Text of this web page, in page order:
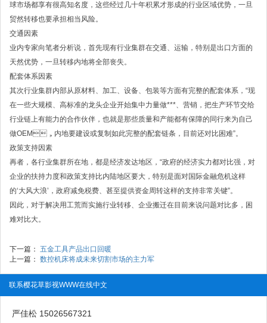
球市场都享有很高知名度，这些经过几十年积累才形成的行业区域优势，一旦
贸然转移也要承担相当风险。
交通因素
业内专家向笔者分析说，首先现有行业集群在交通、运输，特别是出口方面的
天然优势，一旦转移内地将全部丧失。
配套体系因素
其次行业集群内部从原材料、加工、设备、包装等方面有完整的配套体系，“现
在一些大规模、高标准的龙头企业开始集中力量做***、营销，把生产环节交给
行业链上有能力的合作伙伴，也就是那些质量和产能都有保障的同行来为自己
做OEM，内地要建设或复制如此完整的配套链条，目前还对比困难”。
政策支持因素
再者，各行业集群所在地，都是经济发达地区，“政府的经济实力都对比强，对
企业的扶持力度和政策支持比内陆地区要大，特别是面对国际金融危机这样
的‘大风大浪’，政府减免税费、甚至提供资金周转这样的支持非常关键”。
因此，对于解决用工荒而实施行业转移、企业搬迁在目前来说问题对比多，困
难对比大。
下一篇： 五金工具产品出口回暖
上一篇： 数控机床将成未来切割市场的主力军
联系樱花草影视WWW在线中文
严佳松 15026567321